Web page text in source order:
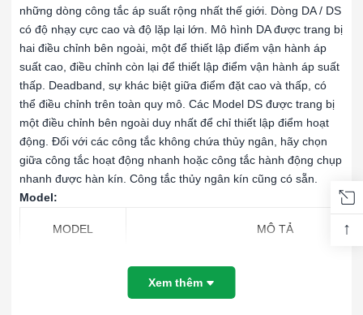
những dòng công tắc áp suất rộng nhất thế giới. Dòng DA / DS
có độ nhạy cực cao và độ lặp lại lớn. Mô hình DA được trang bị
hai điều chỉnh bên ngoài, một để thiết lập điểm vận hành áp
suất cao, điều chỉnh còn lại để thiết lập điểm vận hành áp suất
thấp. Deadband, sự khác biệt giữa điểm đặt cao và thấp, có
thể điều chỉnh trên toàn quy mô. Các Model DS được trang bị
một điều chỉnh bên ngoài duy nhất để chỉ thiết lập điểm hoạt
động. Đối với các công tắc không chứa thủy ngân, hãy chọn
giữa công tắc hoạt động nhanh hoặc công tắc hành động chụp
nhanh được hàn kín. Công tắc thủy ngân kín cũng có sẵn.
Model:
MODEL MÔ TẢ
Công tắc áp suất, ống Bourdon 403SS,
Xem thêm
↑